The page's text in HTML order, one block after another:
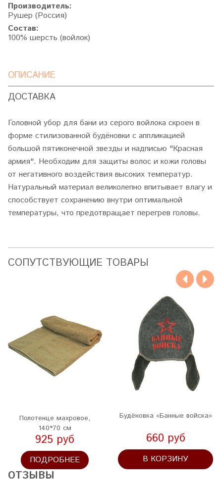
Производитель:
Рушер (Россия)
Состав:
100% шерсть (войлок)
ОПИСАНИЕ
ДОСТАВКА
Головной убор для бани из серого войлока скроен в
форме стилизованной будёновки с аппликацией
большой пятиконечной звезды и надписью "Красная
армия". Необходим для защиты волос и кожи головы
от негативного воздействия высоких температур.
Натуральный материал великолепно впитывает влагу и
способствует сохранению внутри оптимальной
температуры, что предотвращает перегрев головы.
CОПУТСТВУЮЩИЕ ТОВАРЫ
Полотенце махровое,
140*70 см
925 руб
ПОДРОБНЕЕ
Будёновка «Банные войска»
660 руб
В КОРЗИНУ
ОТЗЫВЫ